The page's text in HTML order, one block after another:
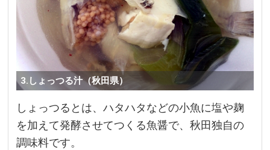
3.しょっつる汁（秋田県）
しょっつるとは、ハタハタなどの小魚に塩や麹
を加えて発酵させてつくる魚醤で、秋田独自の
調味料です。